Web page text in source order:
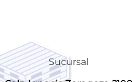
Sucursal